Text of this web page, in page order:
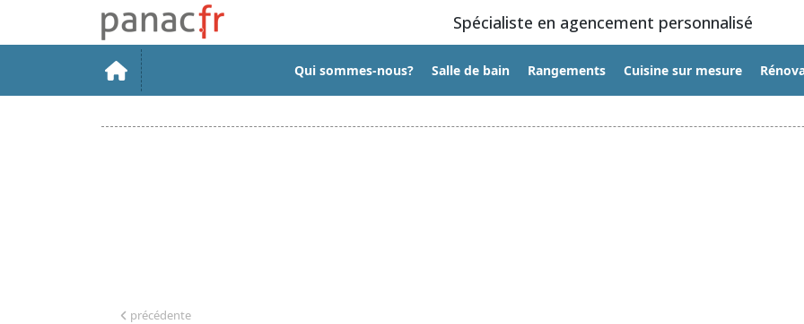
Spécialiste en agencement personnalisé
Qui sommes-nous? Salle de bain Rangements Cuisine sur mesure
précédente